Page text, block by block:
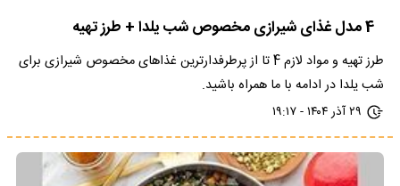
4 مدل غذای شیرازی مخصوص شب یلدا + طرز تهیه
طرز تهیه و مواد لازم 4 تا از پرطرفدارترین غذاهای مخصوص شیرازی برای
شب یلدا در ادامه با ما همراه باشید.
۲۹ آذر ۱۴۰۴ - ۱۹:۱۷